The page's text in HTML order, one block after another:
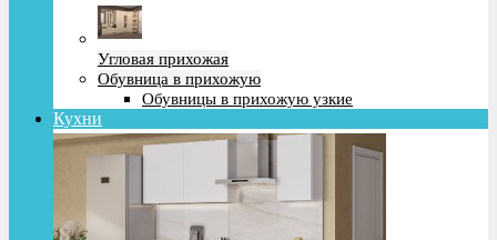
Угловая прихожая
Обувница в прихожую
Обувницы в прихожую узкие
Кухни